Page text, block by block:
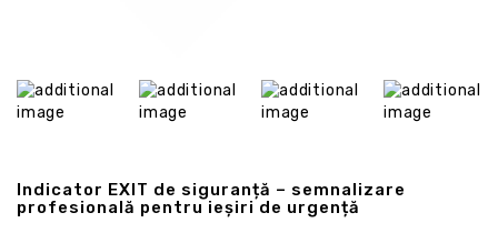
Indicator EXIT de siguranță – semnalizare
profesională pentru ieșiri de urgență